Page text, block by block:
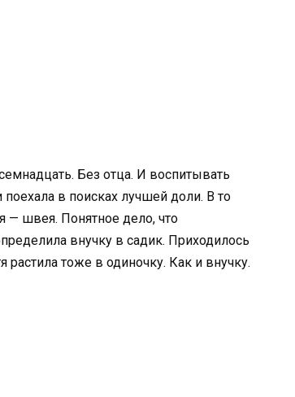
Без отца. И воспитывать
в поисках лучшей доли. В то
— швея. Понятное дело, что
внучку в садик. Приходилось
тоже в одиночку. Как и внучку.